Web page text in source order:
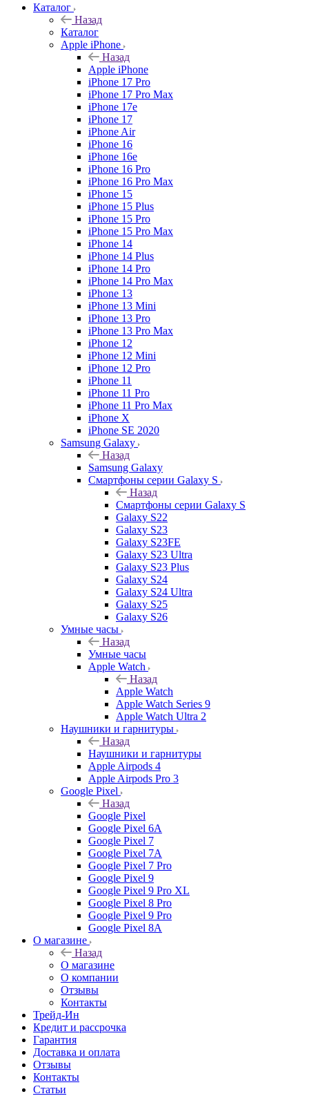
Каталог
Назад
Каталог
Apple iPhone
Назад
Apple iPhone
iPhone 17 Pro
iPhone 17 Pro Max
iPhone 17e
iPhone 17
iPhone Air
iPhone 16
iPhone 16e
iPhone 16 Pro
iPhone 16 Pro Max
iPhone 15
iPhone 15 Plus
iPhone 15 Pro
iPhone 15 Pro Max
iPhone 14
iPhone 14 Plus
iPhone 14 Pro
iPhone 14 Pro Max
iPhone 13
iPhone 13 Mini
iPhone 13 Pro
iPhone 13 Pro Max
iPhone 12
iPhone 12 Mini
iPhone 12 Pro
iPhone 11
iPhone 11 Pro
iPhone 11 Pro Max
iPhone X
iPhone SE 2020
Samsung Galaxy
Назад
Samsung Galaxy
Смартфоны серии Galaxy S
Назад
Смартфоны серии Galaxy S
Galaxy S22
Galaxy S23
Galaxy S23FE
Galaxy S23 Ultra
Galaxy S23 Plus
Galaxy S24
Galaxy S24 Ultra
Galaxy S25
Galaxy S26
Умные часы
Назад
Умные часы
Apple Watch
Назад
Apple Watch
Apple Watch Series 9
Apple Watch Ultra 2
Наушники и гарнитуры
Назад
Наушники и гарнитуры
Apple Airpods 4
Apple Airpods Pro 3
Google Pixel
Назад
Google Pixel
Google Pixel 6A
Google Pixel 7
Google Pixel 7А
Google Pixel 7 Pro
Google Pixel 9
Google Pixel 9 Pro XL
Google Pixel 8 Pro
Google Pixel 9 Pro
Google Pixel 8A
О магазине
Назад
О магазине
О компании
Отзывы
Контакты
Трейд-Ин
Кредит и рассрочка
Гарантия
Доставка и оплата
Отзывы
Контакты
Статьи